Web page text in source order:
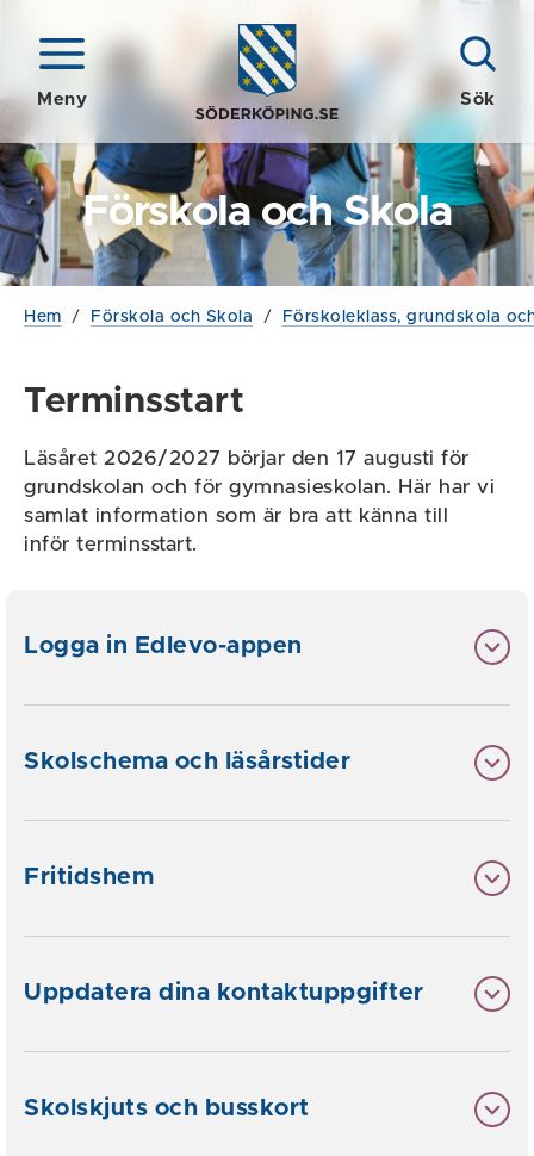
Meny Sök
Förskola och Skola
Hem / Förskola och Skola / Förskoleklass, grundskola
Terminsstart
Läsåret 2026/2027 börjar den 17 augusti för
grundskolan och för gymnasieskolan. Här har vi
samlat information som är bra att känna till
inför terminsstart.
Logga in Edlevo-appen
Skolschema och läsårstider
Fritidshem
Uppdatera dina kontaktuppgifter
Skolskjuts och busskort